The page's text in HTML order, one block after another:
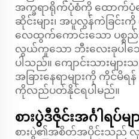
အက္ခရာရိုက်ပုံစံကို ထောက်ပံ့
ဆိုင်းများ၊ အပူလွန်ကဲခြင်
လေထွက်ကောင်းသော ပစ္စည်းမ
လွယ်ကူသော ဘီးလေးခုပါသ
ပါသည်။ ကျောင်းသားမျ
အခြားနေရာများကို ကိုင်
ကိုလည်ပတ်နိုင်ရပါမည်။
စားပွဲဒီဇိုင်းအင်္ဂါရပ်မျ
စားပွဲ၏အစိတ်အပိုင်းသည် လု